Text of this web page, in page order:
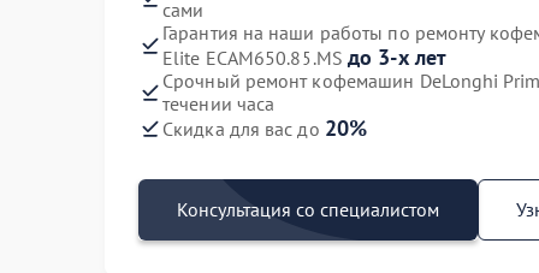
сами
Гарантия на наши работы по ремонту
Elite ECAM650.85.MS до 3-х лет
Срочный ремонт кофемашин DeLonghi
течении часа
Скидка для вас до 20%
Консультация со специалистом